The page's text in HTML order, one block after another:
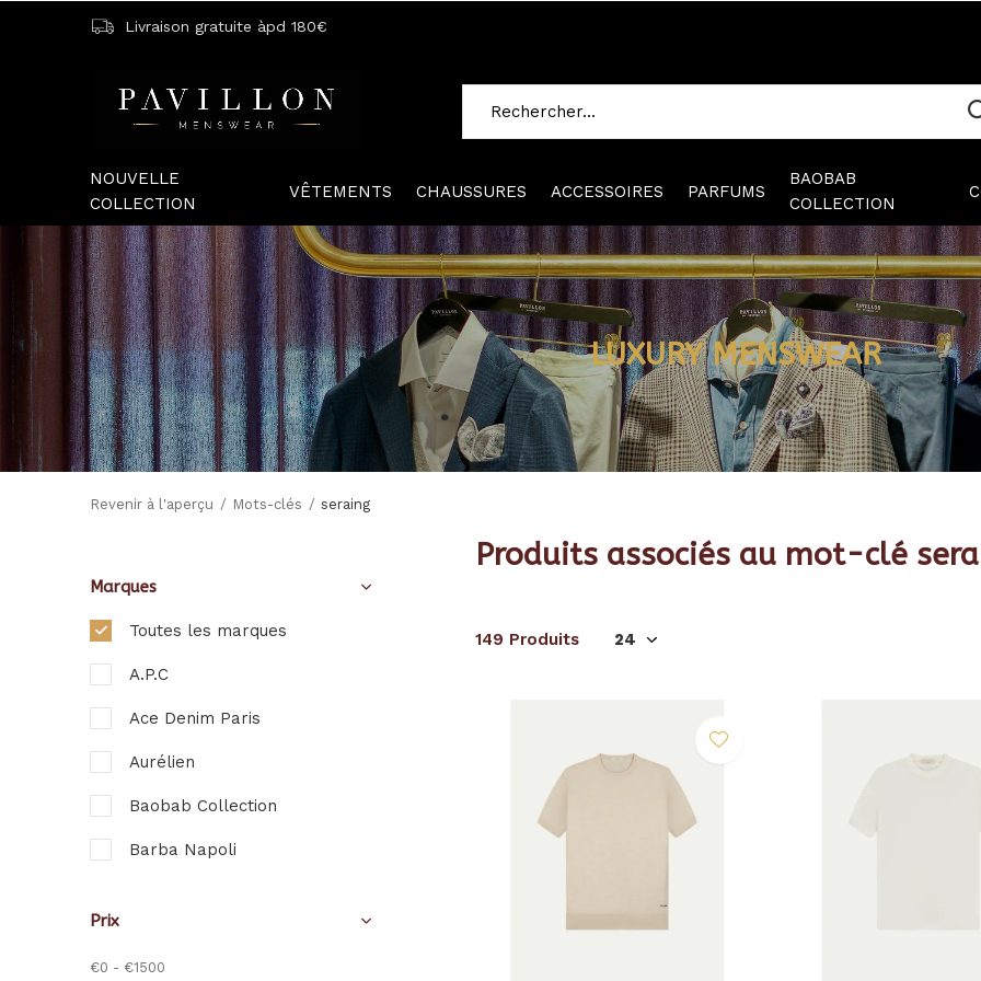
NOUVELLE
COLLECTION
VÊTEMENTS CHAUSSURES ACCESSOIRES PARFUMS
BAOBAB
COLLECTION
Livraison gratuite àpd 180€
LUXURY MENSWEAR
Revenir à l'aperçu Mots-clés seraing
Produits associés au mot-clé
149 Produits
Marques
Toutes les marques
A.P.C
Ace Denim Paris
Aurélien
Baobab Collection
Barba Napoli
Prix
€0 - €1500